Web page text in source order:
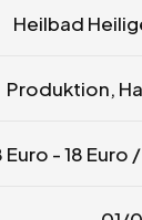
Heilbad
Produktion,
Euro -18 Euro